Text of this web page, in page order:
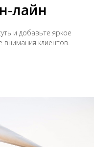
лайн
и добавьте яркое
клиентов.